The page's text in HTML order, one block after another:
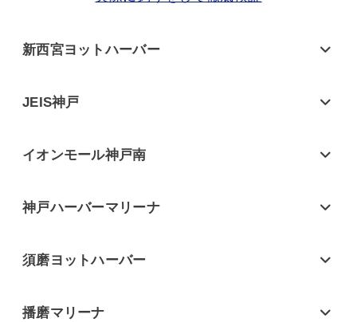
新西宮ヨットハーバー
JEIS神戸
イオンモール神戸南
神戸ハーバーマリーナ
須磨ヨットハーバー
播磨マリーナ